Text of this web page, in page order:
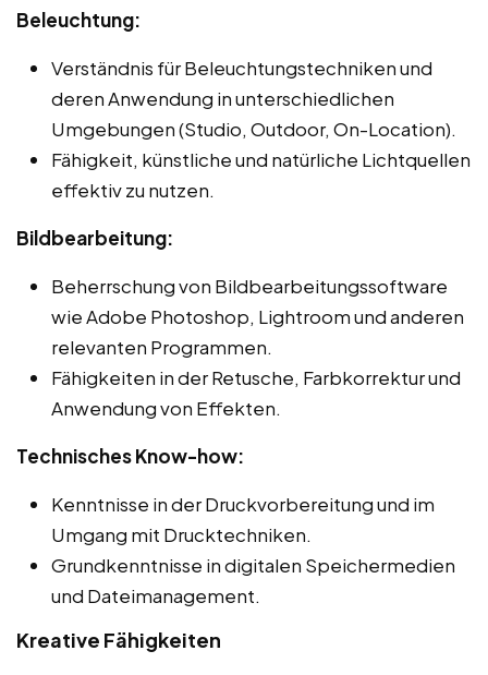
Beleuchtung:
Verständnis für Beleuchtungstechniken und
deren Anwendung in unterschiedlichen
Umgebungen (Studio, Outdoor, On-Location).
Fähigkeit, künstliche und natürliche Lichtquellen
effektiv zu nutzen.
Bildbearbeitung:
Beherrschung von Bildbearbeitungssoftware
wie Adobe Photoshop, Lightroom und anderen
relevanten Programmen.
Fähigkeiten in der Retusche, Farbkorrektur und
Anwendung von Effekten.
Technisches Know-how:
Kenntnisse in der Druckvorbereitung und im
Umgang mit Drucktechniken.
Grundkenntnisse in digitalen Speichermedien
und Dateimanagement.
Kreative Fähigkeiten